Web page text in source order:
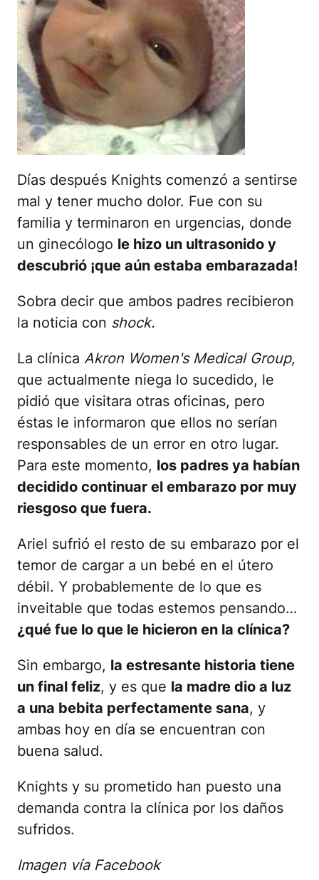
Días después Knights comenzó a sentirse
mal y tener mucho dolor. Fue con su
familia y terminaron en urgencias, donde
un ginecólogo le hizo un ultrasonido y
descubrió ¡que aún estaba embarazada!
Sobra decir que ambos padres recibieron
la noticia con shock.
La clínica Akron Women's Medical Group,
que actualmente niega lo sucedido, le
pidió que visitara otras oficinas, pero
éstas le informaron que ellos no serían
responsables de un error en otro lugar.
Para este momento, los padres ya habían
decidido continuar el embarazo por muy
riesgoso que fuera.
Ariel sufrió el resto de su embarazo por el
temor de cargar a un bebé en el útero
débil. Y probablemente de lo que es
inveitable que todas estemos pensando…
¿qué fue lo que le hicieron en la clínica?
Sin embargo, la estresante historia tiene
un final feliz, y es que la madre dio a luz
a una bebita perfectamente sana, y
ambas hoy en día se encuentran con
buena salud.
Knights y su prometido han puesto una
demanda contra la clínica por los daños
sufridos.
Imagen vía Facebook